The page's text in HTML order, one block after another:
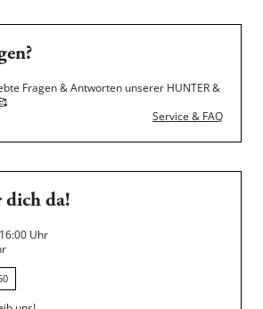
Fragen & Antworten unserer HUNTER &
Service & FAQ
da!
Uhr